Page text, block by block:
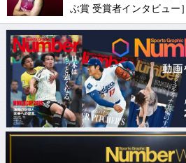
ぶ賞 受賞者インタビュー］